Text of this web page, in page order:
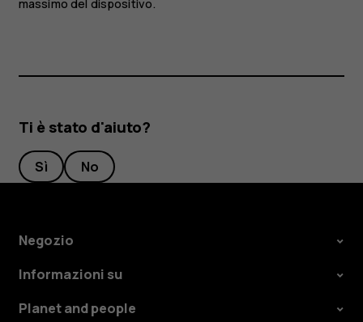
massimo del dispositivo.
Ti è stato d'aiuto?
Sì No
Negozio
Informazioni su
Planet and people